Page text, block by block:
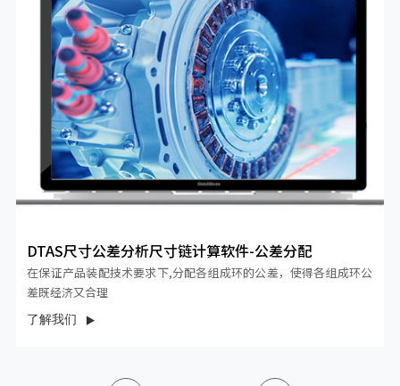
DTAS尺寸公差分析尺寸链计算软件-公差分配
在保证产品装配技术要求下,分配各组成环的公差，使得各组成环公
差既经济又合理
了解我们